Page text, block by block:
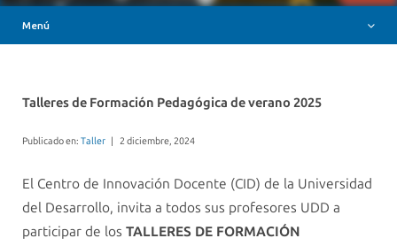
Menú
INSIGNIAS DIGITALES
Talleres de Formación Pedagógica de verano 2025
Publicado en: Taller 2 diciembre, 2024
El Centro de Innovación Docente (CID) de la Universidad
del Desarrollo, invita a todos sus profesores UDD a
participar de los TALLERES DE FORMACIÓN